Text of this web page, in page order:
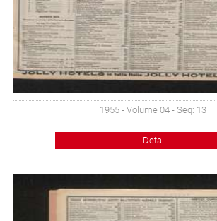
1955 - Volume 04 - Seq: 13
Detail